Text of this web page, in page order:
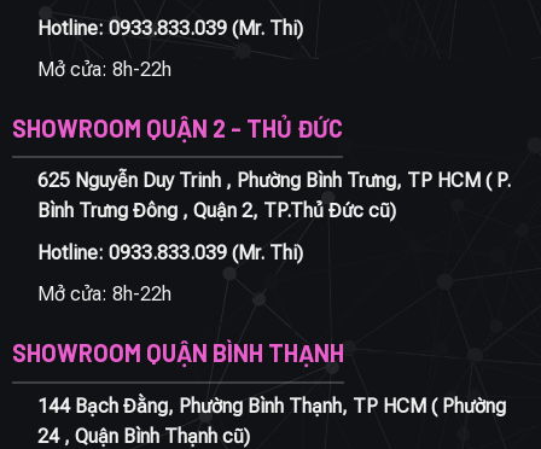
Hotline: 0933.833.039(Mr. Thi)
Mở cửa: 8h-22h
SHOWROOM QUẬN 2 - THỦ ĐỨC
625 Nguyễn Duy Trinh , Phường Bình Trưng, TP HCM ( P.
Bình Trưng Đông , Quận 2, TP.Thủ Đức cũ)
Hotline: 0933.833.039(Mr. Thi)
Mở cửa: 8h-22h
SHOWROOM QUẬN BÌNH THẠNH
144 Bạch Đằng, Phường Bình Thạnh, TP HCM ( Phường
24 , Quận Bình Thạnh cũ)